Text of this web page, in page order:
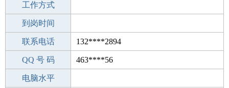
工作经验
工作方式
驾 照
到岗时间
期望月薪
联系电话 132****2894
手机号码 132****2894
QQ 号 码 463****56
微信号码
电脑水平